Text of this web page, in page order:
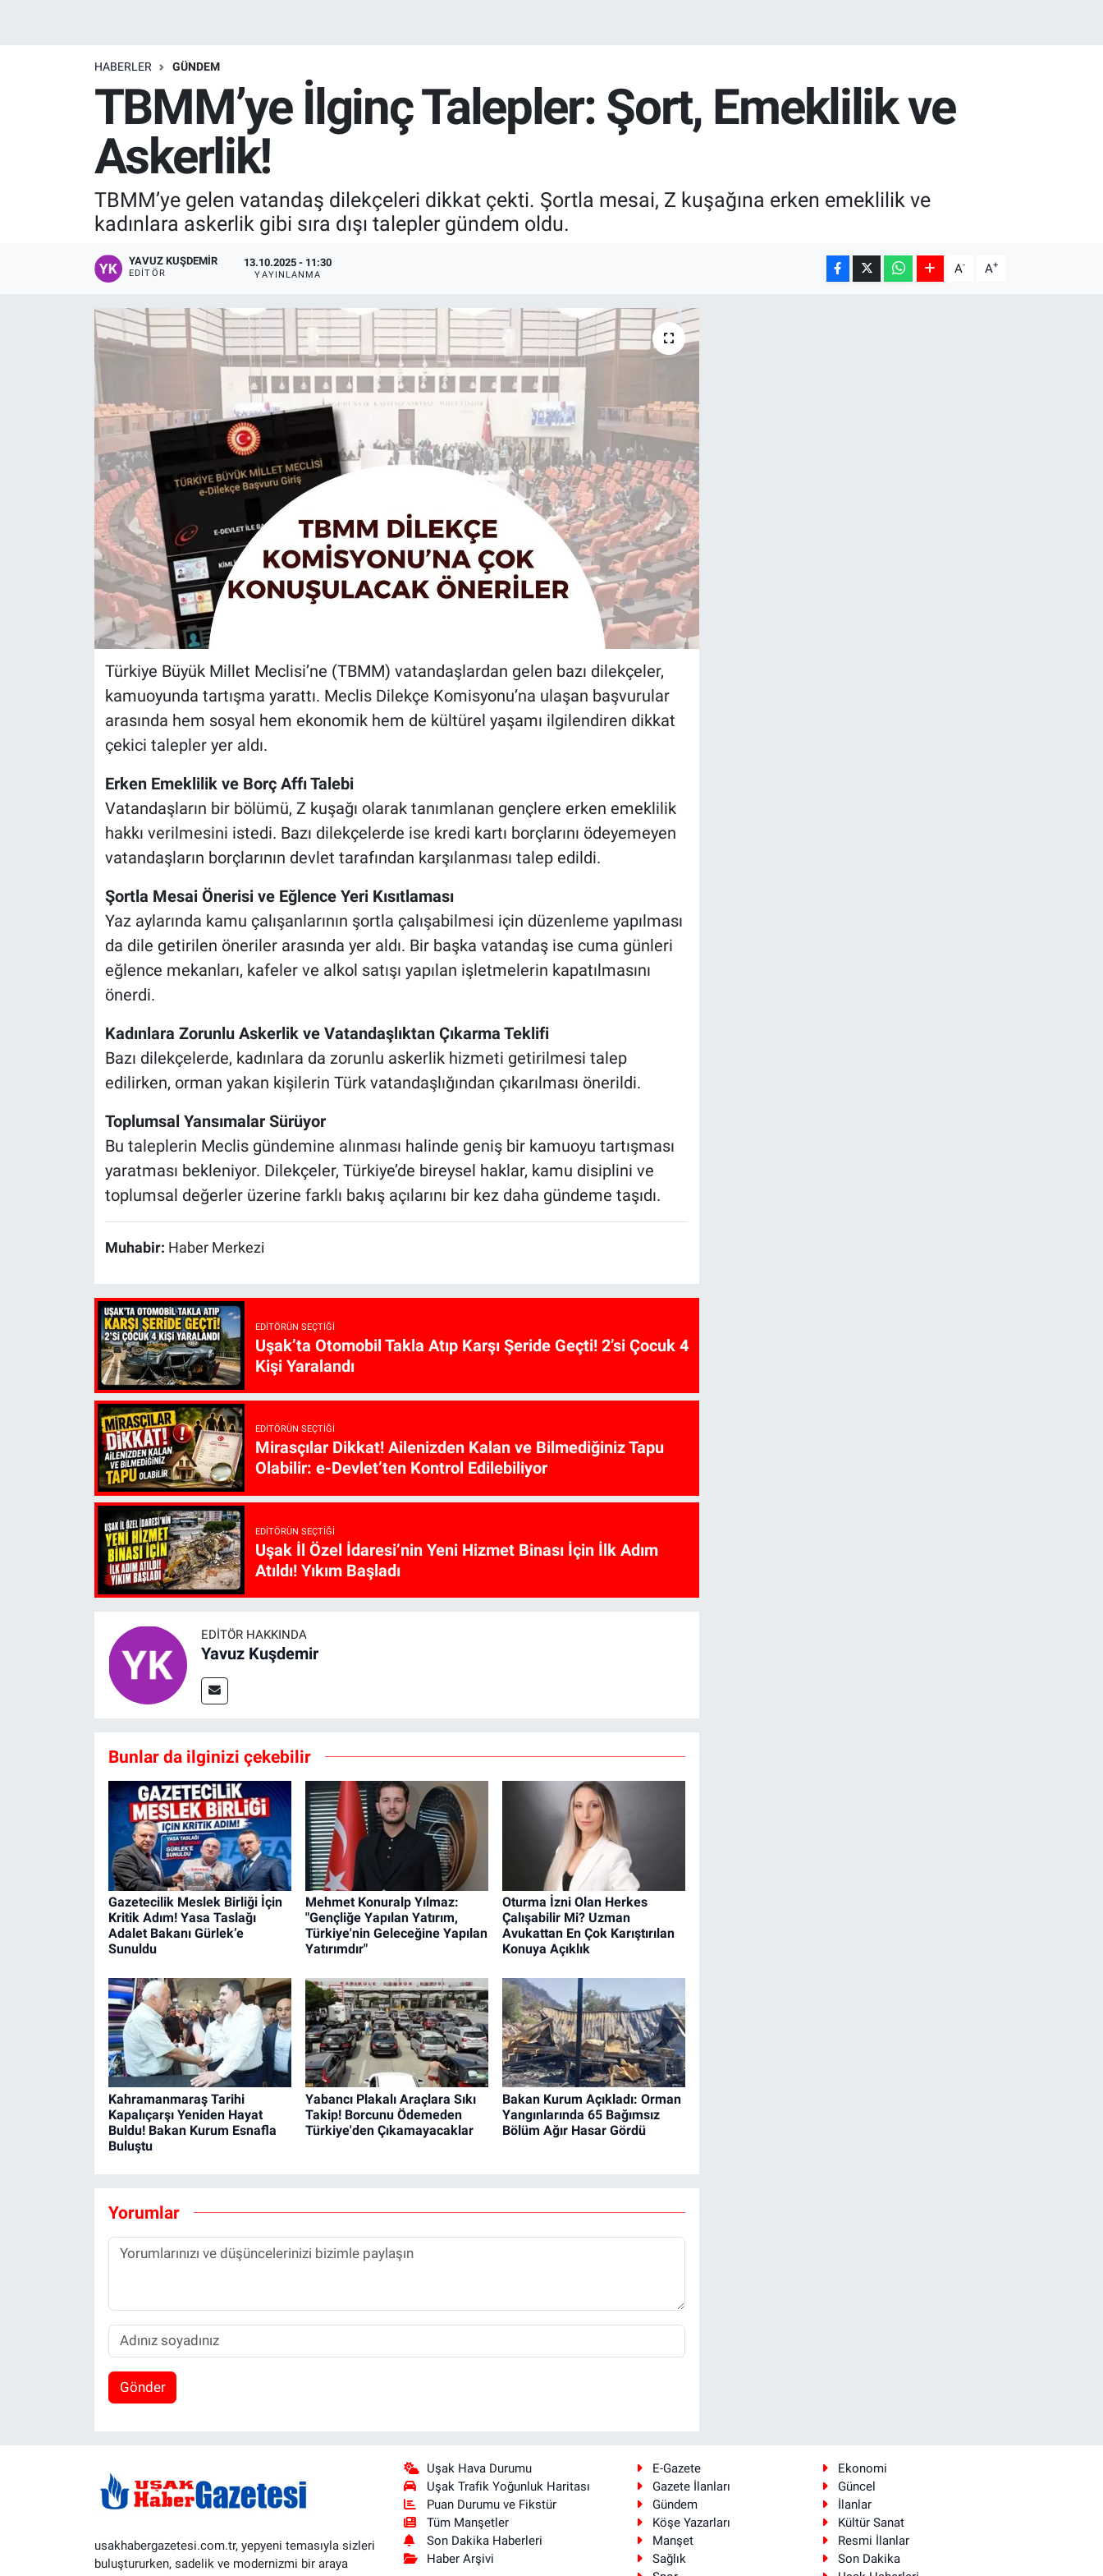
HABERLER GÜNDEM
TBMM’ye İlginç Talepler: Şort, Emeklilik ve
Askerlik!
TBMM’ye gelen vatandaş dilekçeleri dikkat çekti. Şortla mesai, Z kuşağına erken emeklilik ve
kadınlara askerlik gibi sıra dışı talepler gündem oldu.
YAVUZ KUŞDEMIR
EDITÖR
13.10.2025 - 11:30
YAYINLANMA A- A+
Türkiye Büyük Millet Meclisi’ne (TBMM) vatandaşlardan gelen bazı dilekçeler,
kamuoyunda tartışma yarattı. Meclis Dilekçe Komisyonu’na ulaşan başvurular
arasında hem sosyal hem ekonomik hem de kültürel yaşamı ilgilendiren dikkat
çekici talepler yer aldı.
Erken Emeklilik ve Borç Affı Talebi
Vatandaşların bir bölümü, Z kuşağı olarak tanımlanan gençlere erken emeklilik
hakkı verilmesini istedi. Bazı dilekçelerde ise kredi kartı borçlarını ödeyemeyen
vatandaşların borçlarının devlet tarafından karşılanması talep edildi.
Şortla Mesai Önerisi ve Eğlence Yeri Kısıtlaması
Yaz aylarında kamu çalışanlarının şortla çalışabilmesi için düzenleme yapılması
da dile getirilen öneriler arasında yer aldı. Bir başka vatandaş ise cuma günleri
eğlence mekanları, kafeler ve alkol satışı yapılan işletmelerin kapatılmasını
önerdi.
Kadınlara Zorunlu Askerlik ve Vatandaşlıktan Çıkarma Teklifi
Bazı dilekçelerde, kadınlara da zorunlu askerlik hizmeti getirilmesi talep
edilirken, orman yakan kişilerin Türk vatandaşlığından çıkarılması önerildi.
Toplumsal Yansımalar Sürüyor
Bu taleplerin Meclis gündemine alınması halinde geniş bir kamuoyu tartışması
yaratması bekleniyor. Dilekçeler, Türkiye’de bireysel haklar, kamu disiplini ve
toplumsal değerler üzerine farklı bakış açılarını bir kez daha gündeme taşıdı.
Muhabir: Haber Merkezi
EDITÖRÜN SEÇTIĞI
Uşak’ta Otomobil Takla Atıp Karşı Şeride Geçti! 2’si Çocuk 4
Kişi Yaralandı
EDITÖRÜN SEÇTIĞI
Mirasçılar Dikkat! Ailenizden Kalan ve Bilmediğiniz Tapu
Olabilir: e-Devlet’ten Kontrol Edilebiliyor
EDITÖRÜN SEÇTIĞI
Uşak İl Özel İdaresi’nin Yeni Hizmet Binası İçin İlk Adım
Atıldı! Yıkım Başladı
EDITÖR HAKKINDA
Yavuz Kuşdemir
Bunlar da ilginizi çekebilir
Gazetecilik Meslek Birliği İçin
Kritik Adım! Yasa Taslağı
Adalet Bakanı Gürlek’e
Sunuldu
Mehmet Konuralp Yılmaz:
"Gençliğe Yapılan Yatırım,
Türkiye'nin Geleceğine Yapılan
Yatırımdır"
Oturma İzni Olan Herkes
Çalışabilir Mi? Uzman
Avukattan En Çok Karıştırılan
Konuya Açıklık
Kahramanmaraş Tarihi
Kapalıçarşı Yeniden Hayat
Buldu! Bakan Kurum Esnafla
Buluştu
Yabancı Plakalı Araçlara Sıkı
Takip! Borcunu Ödemeden
Türkiye'den Çıkamayacaklar
Bakan Kurum Açıkladı: Orman
Yangınlarında 65 Bağımsız
Bölüm Ağır Hasar Gördü
Yorumlar
Gönder
usakhabergazetesi.com.tr, yepyeni temasıyla sizleri
buluştururken, sadelik ve modernizmi bir araya
Uşak Hava Durumu
Uşak Trafik Yoğunluk Haritası
Puan Durumu ve Fikstür
Tüm Manşetler
Son Dakika Haberleri
Haber Arşivi
E-Gazete
Ekonomi
Gazete İlanları
Güncel
Gündem
İlanlar
Köşe Yazarları
Kültür Sanat
Manşet
Resmi İlanlar
Sağlık
Son Dakika
Resmi İlanlar
Son Dakika